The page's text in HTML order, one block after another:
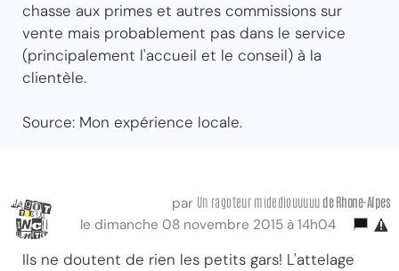
chasse aux primes et autres commissions sur
vente mais probablement pas dans le service
(principalement l'accueil et le conseil) à la
clientèle.
Source: Mon expérience locale.
par Un ragoteur midediouuuuu de Rhone-Alpes
le dimanche 08 novembre 2015 à 14h04
Ils ne doutent de rien les petits gars! L'attelage